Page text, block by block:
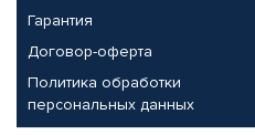
Гарантия
Договор-оферта
Политика обработки
персональных данных